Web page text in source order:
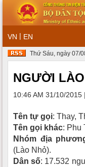
VN | EN
Thứ Sáu, ngày 07/
NGƯỜI LÀO
10:46 AM 31/10/2015
Tên tự gọi: Thay,
Tên gọi khác: Phu
Nhóm địa
(Lào Nhỏ).
Dân số: 17.532